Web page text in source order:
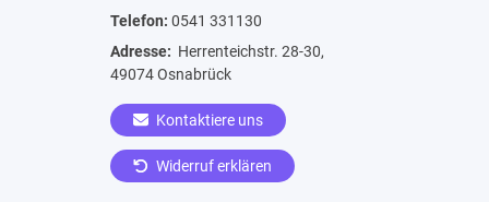
Telefon: 0541 331130
Adresse: Herrenteichstr. 28-30,
49074 Osnabrück
Kontaktiere uns
Widerruf erklären